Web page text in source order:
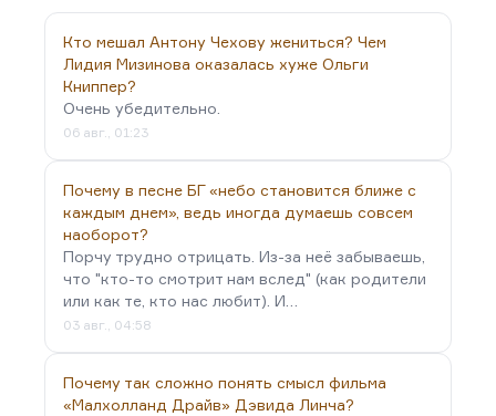
вообще страданий, не понимающих, что такое
война, это…
Кто мешал Антону Чехову жениться? Чем
Лидия Мизинова оказалась хуже Ольги
Книппер?
Очень убедительно.
06 авг., 01:23
Почему в песне БГ «небо становится ближе с
каждым днем», ведь иногда думаешь совсем
наоборот?
Порчу трудно отрицать. Из-за неё забываешь,
что "кто-то смотрит нам вслед" (как родители
или как те, кто нас любит). И…
03 авг., 04:58
Почему так сложно понять смысл фильма
«Малхолланд Драйв» Дэвида Линча?